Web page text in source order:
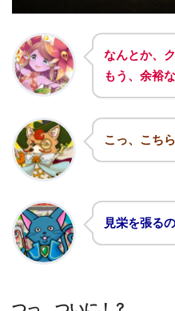
なんとか、
もう、余裕
こっ、こち
見栄を張る